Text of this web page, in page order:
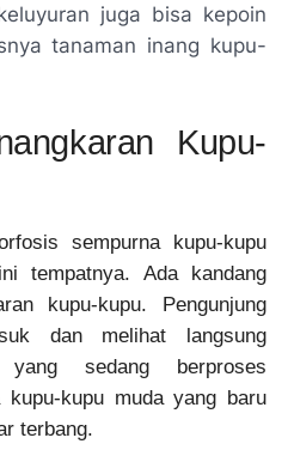
juga bisa kepoin
tanaman inang kupu-
Kupu-
sempurna kupu-kupu
tempatnya. Ada kandang
kupu-kupu. Pengunjung
dan melihat langsung
yang sedang berproses
kupu-kupu muda yang baru
terbang.